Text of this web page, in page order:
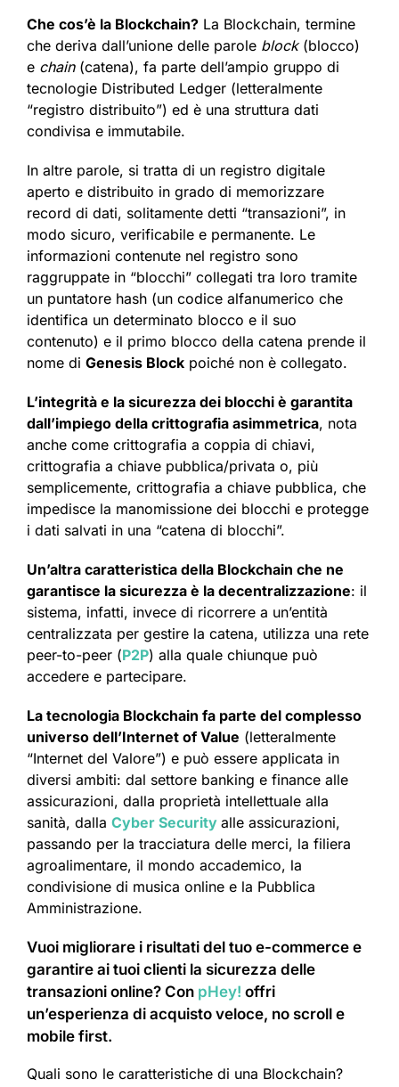
Che cos’è la Blockchain? La Blockchain, termine
che deriva dall’unione delle parole block(blocco)
e chain(catena), fa parte dell’ampio gruppo di
tecnologie Distributed Ledger (letteralmente
“registro distribuito”) ed è una struttura dati
condivisa e immutabile.
In altre parole, si tratta di un registro digitale
aperto e distribuito in grado di memorizzare
record di dati, solitamente detti “transazioni”, in
modo sicuro, verificabile e permanente. Le
informazioni contenute nel registro sono
raggruppate in “blocchi” collegati tra loro tramite
un puntatore hash (un codice alfanumerico che
identifica un determinato blocco e il suo
contenuto) e il primo blocco della catena prende il
nome di Genesis Block poiché non è collegato.
L’integrità e la sicurezza dei blocchi è garantita
dall’impiego della crittografia asimmetrica, nota
anche come crittografia a coppia di chiavi,
crittografia a chiave pubblica/privata o, più
semplicemente, crittografia a chiave pubblica, che
impedisce la manomissione dei blocchi e protegge
i dati salvati in una “catena di blocchi”.
Un’altra caratteristica della Blockchain che ne
garantisce la sicurezza è la decentralizzazione: il
sistema, infatti, invece di ricorrere a un’entità
centralizzata per gestire la catena, utilizza una rete
peer-to-peer (P2P) alla quale chiunque può
accedere e partecipare.
La tecnologia Blockchain fa parte del complesso
universo dell’Internet of Value (letteralmente
“Internet del Valore”) e può essere applicata in
diversi ambiti: dal settore banking e finance alle
assicurazioni, dalla proprietà intellettuale alla
sanità, dalla Cyber Security alle assicurazioni,
passando per la tracciatura delle merci, la filiera
agroalimentare, il mondo accademico, la
condivisione di musica online e la Pubblica
Amministrazione.
Vuoi migliorare i risultati del tuo e-commerce e
garantire ai tuoi clienti la sicurezza delle
transazioni online? Con pHey! offri
un’esperienza di acquisto veloce, no scroll e
mobile first.
Quali sono le caratteristiche di una Blockchain?